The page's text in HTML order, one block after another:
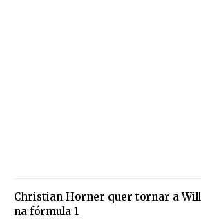
Christian Horner quer tornar a
na fórmula 1